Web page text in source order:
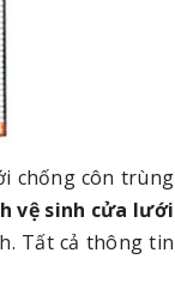
chống côn trùng
vệ sinh cửa lưới
Tất cả thông tin